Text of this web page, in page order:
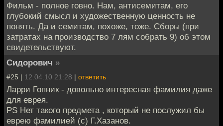
Фильм - полное говно. Нам, антисемитам, его
глубокий смысл и художественную ценность не
понять. Да и семитам, похоже, тоже. Сборы (при
затратах на производство 7 лям собрать 9) об этом
свидетельствуют.
Сидорович »
#25 | 12.04.10 21:28 | ответить
Ларри Гопник - довольно интересная фамилия даже
для еврея.
PS Нет такого предмета , который не послужил бы
еврею фамилией (с) Г.Хазанов.